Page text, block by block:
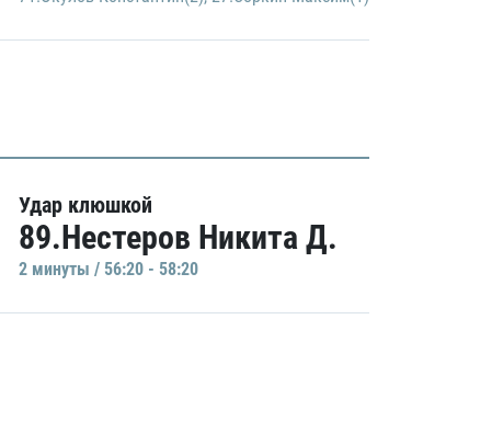
Удар клюшкой
89.Нестеров Никита Д.
2 минуты / 56:20 - 58:20